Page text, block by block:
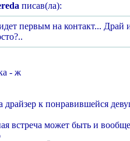
писав(ла):
первым на контакт... Драй
- ж
драйзер к понравившейся
встреча может быть и